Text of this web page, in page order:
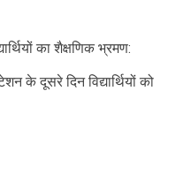
का शैक्षणिक भ्रमण:
के दूसरे दिन विद्यार्थियों को